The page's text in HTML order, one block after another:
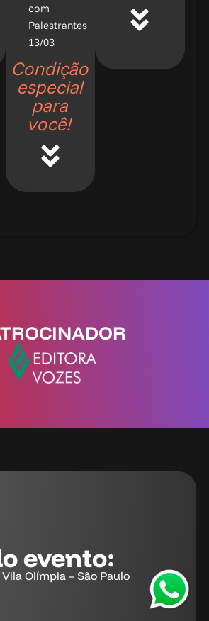
com
Palestrantes
13/03
Condição
especial
para
você!
evento:
Olímpia – São Paulo